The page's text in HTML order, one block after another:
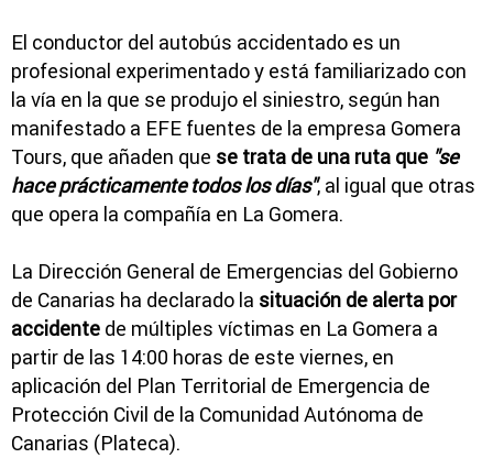
El conductor del autobús accidentado es un
profesional experimentado y está familiarizado con
la vía en la que se produjo el siniestro, según han
manifestado a EFE fuentes de la empresa Gomera
Tours, que añaden que se trata de una ruta que "se
hace prácticamente todos los días", al igual que otras
que opera la compañía en La Gomera.
La Dirección General de Emergencias del Gobierno
de Canarias ha declarado la situación de alerta por
accidente de múltiples víctimas en La Gomera a
partir de las 14:00 horas de este viernes, en
aplicación del Plan Territorial de Emergencia de
Protección Civil de la Comunidad Autónoma de
Canarias (Plateca).